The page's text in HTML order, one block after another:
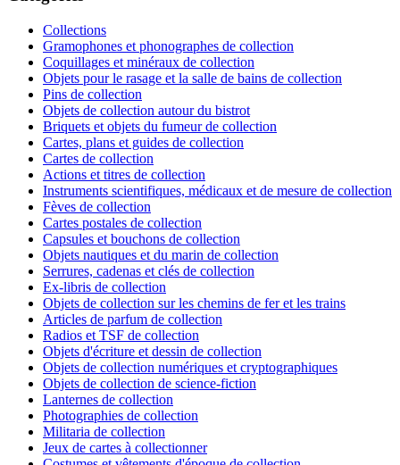
Collections
Gramophones et phonographes de collection
Coquillages et minéraux de collection
Objets pour le rasage et la salle de bains de collection
Pins de collection
Objets de collection autour du bistrot
Briquets et objets du fumeur de collection
Cartes, plans et guides de collection
Cartes de collection
Actions et titres de collection
Instruments scientifiques, médicaux et de mesure de collection
Fèves de collection
Cartes postales de collection
Capsules et bouchons de collection
Objets nautiques et du marin de collection
Serrures, cadenas et clés de collection
Ex-libris de collection
Objets de collection sur les chemins de fer et les trains
Articles de parfum de collection
Radios et TSF de collection
Objets d'écriture et dessin de collection
Objets de collection numériques et cryptographiques
Objets de collection de science-fiction
Lanternes de collection
Photographies de collection
Militaria de collection
Jeux de cartes à collectionner